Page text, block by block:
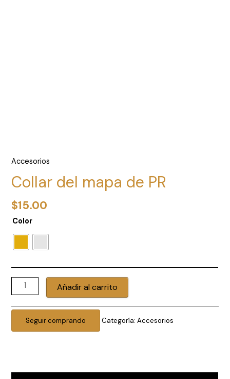
Accesorios
Collar del mapa de PR
$15.00
Color
Collar
del
mapa
PR
Añadir al carrito
Seguir comprando Categoría:Accesorios